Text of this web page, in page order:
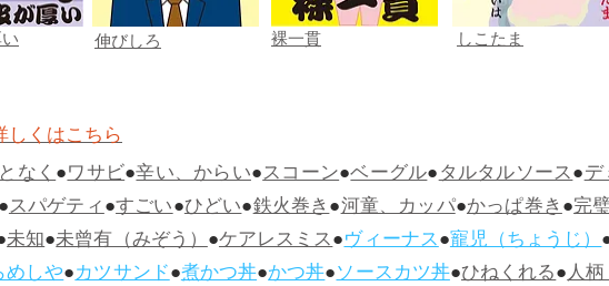
伸びしろ 裸一貫 しこたま
しくはこちら
なく●ワサビ●辛い、からい●スコーン●ベーグル●タルタルソース●
スパゲティ●すごい●ひどい●鉄火巻き●河童、カッパ●かっぱ巻き●完
未知●未曾有（みぞう）●ケアレスミス●ヴィーナス●寵児（ちょうじ）
めしや●カツサンド●煮かつ丼●かつ丼●ソースカツ丼●ひねくれる●人